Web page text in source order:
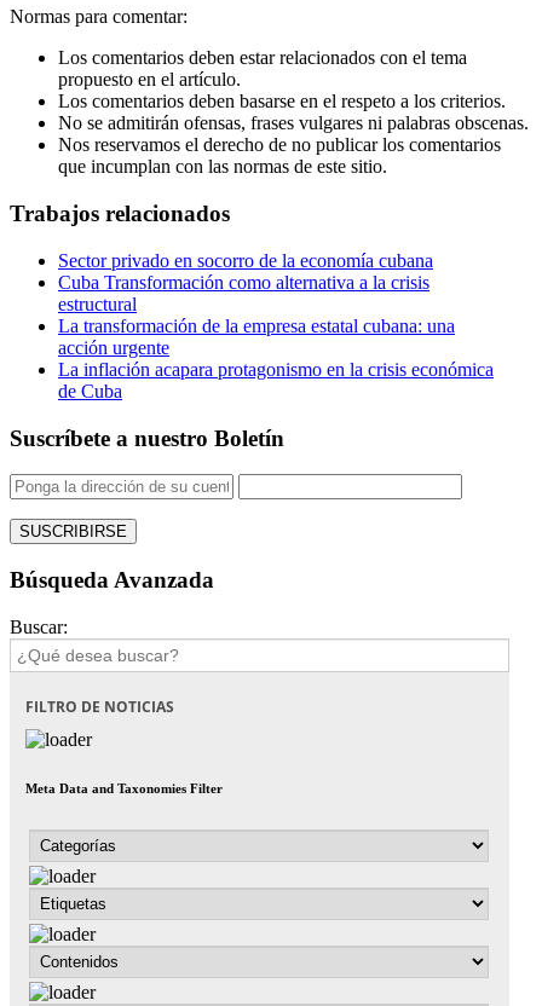
Normas para comentar:
Los comentarios deben estar relacionados con el tema
propuesto en el artículo.
Los comentarios deben basarse en el respeto a los criterios.
No se admitirán ofensas, frases vulgares ni palabras obscenas.
Nos reservamos el derecho de no publicar los comentarios
que incumplan con las normas de este sitio.
Trabajos relacionados
Sector privado en socorro de la economía cubana
Cuba Transformación como alternativa a la crisis
estructural
La transformación de la empresa estatal cubana: una
acción urgente
La inflación acapara protagonismo en la crisis económica
de Cuba
Suscríbete a nuestro Boletín
Búsqueda Avanzada
Buscar:
FILTRO DE NOTICIAS
Meta Data and Taxonomies Filter